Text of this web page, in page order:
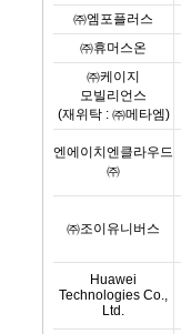
㈜엠포플러스
㈜휴머스온
㈜케이지
모빌리언스
(재위탁: ㈜메타엠)
엔에이치엔클라우드
㈜
㈜조이유니버스
Huawei
Technologies Co.,
Ltd.